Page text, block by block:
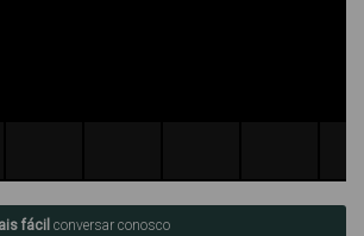
fácil conversar conosco